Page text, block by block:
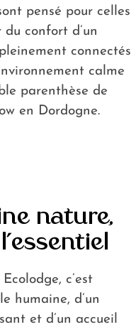
pensé pour celles
confort d’un
connectés
calme
parenthèse de
en Dordogne.
nature,
c’est
humaine, d’un
et d’un accueil